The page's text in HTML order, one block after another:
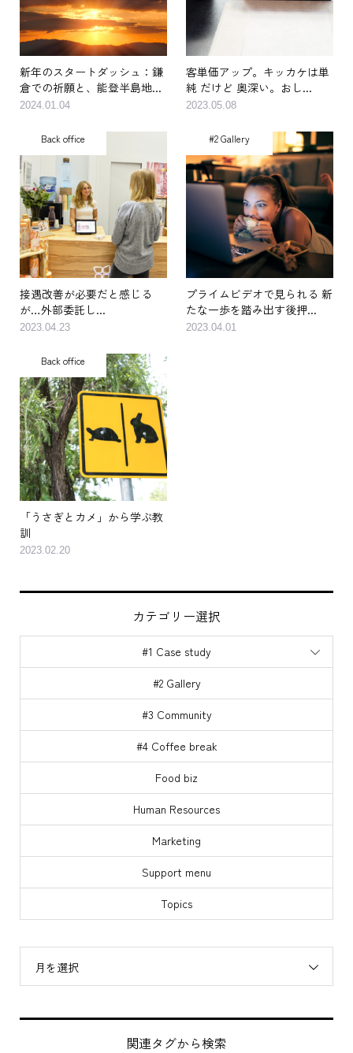
新年のスタートダッシュ：鎌
倉での祈願と、能登半島地...
2024.01.04
客単価アップ。キッカケは単
純 だけど 奥深い。おし...
2023.05.08
Back office
接遇改善が必要だと感じる
が…外部委託し...
2023.04.23
#2 Gallery
プライムビデオで見られる 新
たな一歩を踏み出す後押...
2023.04.01
Back office
「うさぎとカメ」から学ぶ教
訓
2023.02.20
カテゴリー選択
#1 Case study
#2 Gallery
#3 Community
#4 Coffee break
Food biz
Human Resources
Marketing
Support menu
Topics
月を選択
関連タグから検索